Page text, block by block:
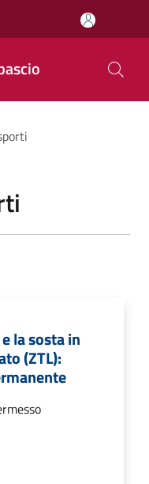
la sosta in
(ZTL):